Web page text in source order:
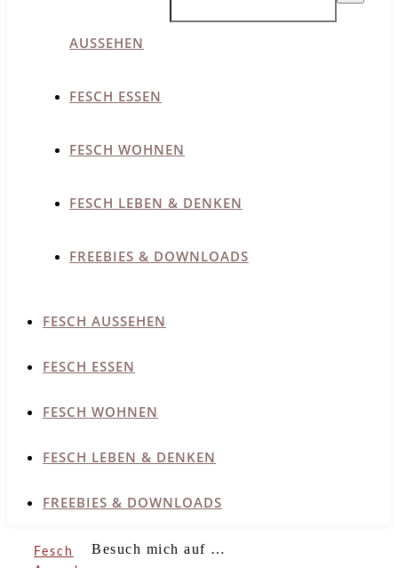
AUSSEHEN
FESCH ESSEN
FESCH WOHNEN
FESCH LEBEN & DENKEN
FREEBIES & DOWNLOADS
FESCH AUSSEHEN
FESCH ESSEN
FESCH WOHNEN
FESCH LEBEN & DENKEN
FREEBIES & DOWNLOADS
Fesch
Besuch mich auf …